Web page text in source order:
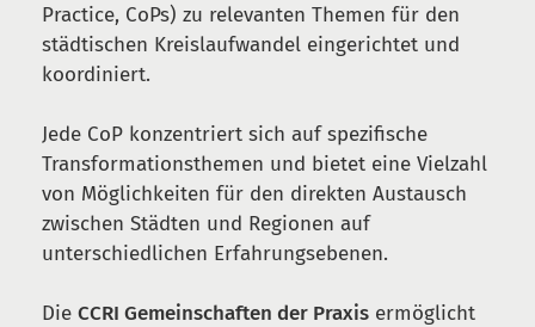
Practice, CoPs) zu relevanten Themen für den
städtischen Kreislaufwandel eingerichtet und
koordiniert.
Jede CoP konzentriert sich auf spezifische
Transformationsthemen und bietet eine Vielzahl
von Möglichkeiten für den direkten Austausch
zwischen Städten und Regionen auf
unterschiedlichen Erfahrungsebenen.
Die CCRI Gemeinschaften der Praxis ermöglicht